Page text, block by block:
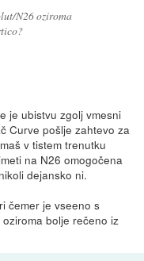
N26 oziroma
je ubistvu zgolj vmesni
Curve pošlje zahtevo za
v tistem trenutku
na N26 omogočena
dejansko ni.
čemer je vseeno s
bolje rečeno iz